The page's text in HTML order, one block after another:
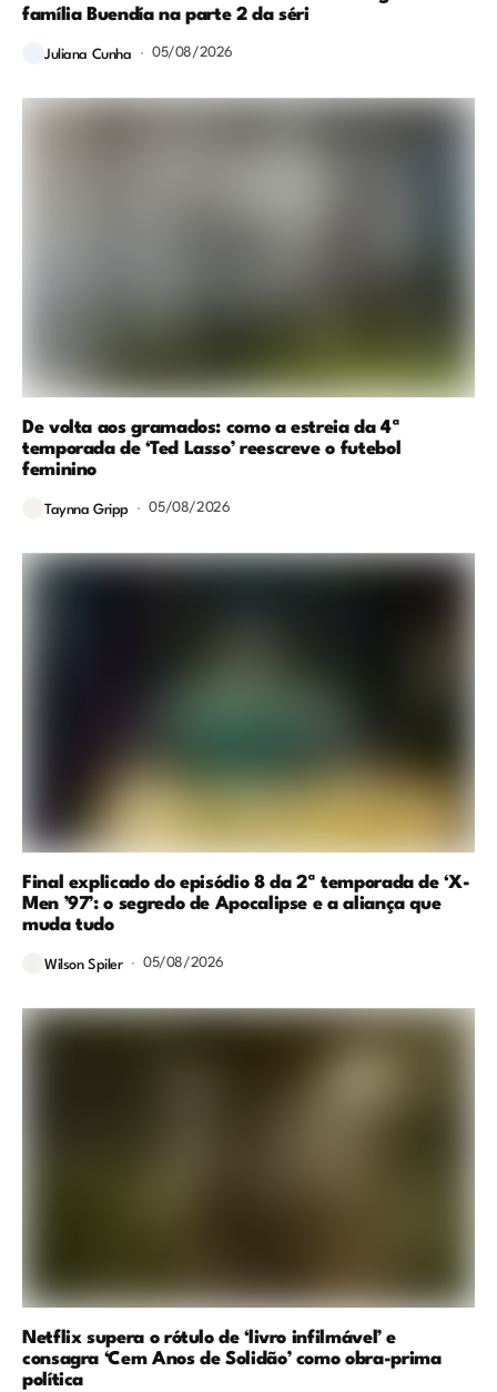
família Buendía na parte 2 da séri
Juliana Cunha 05/08/2026
De volta aos gramados: como a estreia da 4ª
temporada de ‘Ted Lasso’ reescreve o futebol
feminino
Taynna Gripp 05/08/2026
Final explicado do episódio 8 da 2ª temporada de ‘X-
Men ’97’: o segredo de Apocalipse e a aliança que
muda tudo
Wilson Spiler 05/08/2026
Netflix supera o rótulo de ‘livro infilmável’ e
consagra ‘Cem Anos de Solidão’ como obra-prima
política